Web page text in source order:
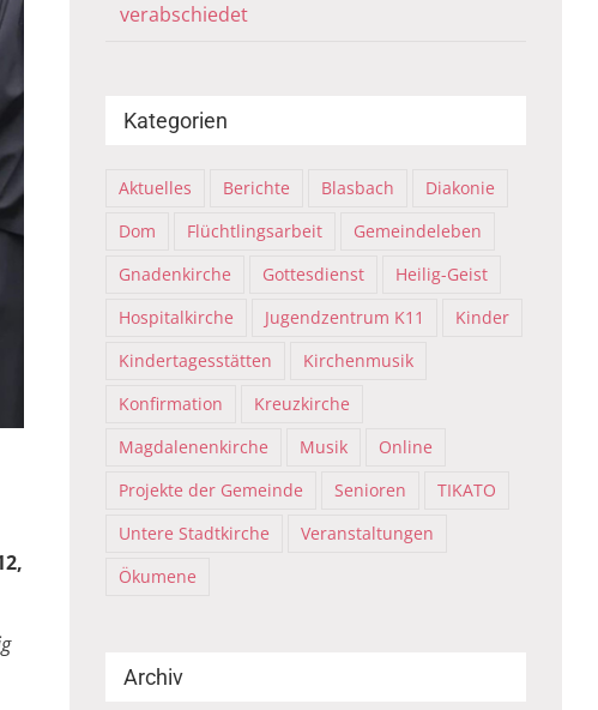
verabschiedet
Kategorien
Aktuelles Berichte Blasbach
Diakonie
Dom
Flüchtlingsarbeit
Gemeindeleben
Gnadenkirche
Gottesdienst
Heilig-Geist
Hospitalkirche
Jugendzentrum K11
Kinder
Kindertagesstätten
Kirchenmusik
Konfirmation
Kreuzkirche
Magdalenenkirche
Musik
Online
Projekte der Gemeinde
Senioren
TIKATO
Untere Stadtkirche
Veranstaltungen
Ökumene
Archiv